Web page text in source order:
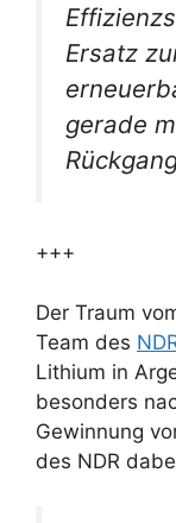
Ersatz
gerade
+++
Der Traum
Team des
Lithium in
besonders
Gewinnung
des NDR